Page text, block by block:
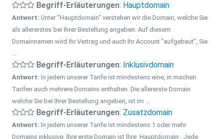
Begriff-Erläuterungen: Hauptdomain
Antwort: Unter "Hauptdomain" verstehen wir die Domain, welche Sie
als allererstes bei Ihrer Bestellung angeben. Auf diesem
Domainnamen wird Ihr Vertrag und auch Ihr Account "aufgebaut", Sie
...
Begriff-Erläuterungen: Inklusivdomain
Antwort: In jedem unserer Tarife ist mindestens eine, in machen
Tarifen auch mehrere Domains enthalten. Die allererste Domain
welche Sie bei Ihrer Bestellung angeben, ist im ...
Begriff-Erläuterungen: Zusatzdomain
Antwort: In jedem unserer Tarife ist mindestens 1 oder mehr
Domains inklusive. Ihre erste Domain ist Ihre Hauptdomain . Jede